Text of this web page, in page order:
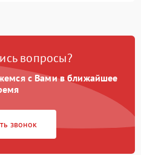
1800 ₽ Подробнее →
2000 ₽ Подробнее →
вопросы?
с Вами в ближайшее
звонок